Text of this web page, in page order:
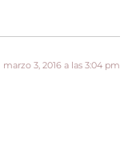
marzo 3, 2016 a las 3:04 pm